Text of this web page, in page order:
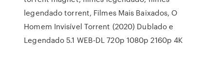
legendado torrent, Filmes Mais Baixados, O
Homem Invisível Torrent (2020) Dublado e
Legendado 5.1 WEB-DL 720p 1080p 2160p 4K